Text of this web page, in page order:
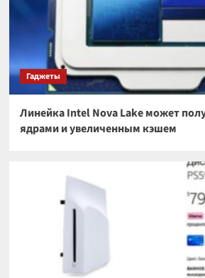
Гаджеты
Линейка Intel Nova Lake может
ядрами и увеличенным кэшем